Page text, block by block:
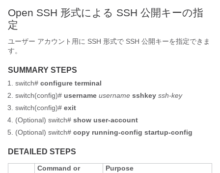
Open SSH 形式による SSH 公開キーの指
定
ユーザー アカウント用に SSH 形式で SSH 公開キーを指定できま
す。
SUMMARY STEPS
switch# configure terminal
switch(config)# username username sshkey ssh-key
switch(config)# exit
(Optional) switch# show user-account
(Optional) switch# copy running-config startup-config
DETAILED STEPS
Command or
Purpose